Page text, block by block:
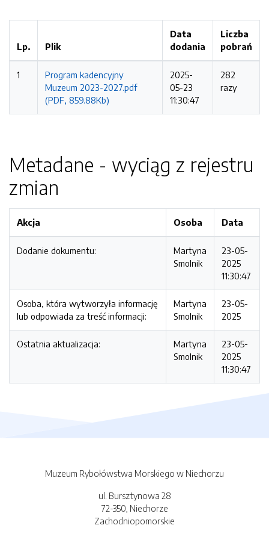
Lp. Plik
Data
dodania
Liczba
pobrań
1
Program kadencyjny
Muzeum 2023-2027.pdf
(PDF, 859.88Kb)
2025-
05-23
11:30:47
282
razy
Metadane - wyciąg z rejestru
zmian
Akcja Osoba Data
Dodanie dokumentu:
Martyna
Smolnik
23-05-
2025
11:30:47
Osoba, która wytworzyła informację
lub odpowiada za treść informacji:
Martyna
Smolnik
23-05-
2025
Ostatnia aktualizacja:
Martyna
Smolnik
23-05-
2025
11:30:47
Muzeum Rybołówstwa Morskiego w Niechorzu
ul. Bursztynowa 28
72-350, Niechorze
Zachodniopomorskie